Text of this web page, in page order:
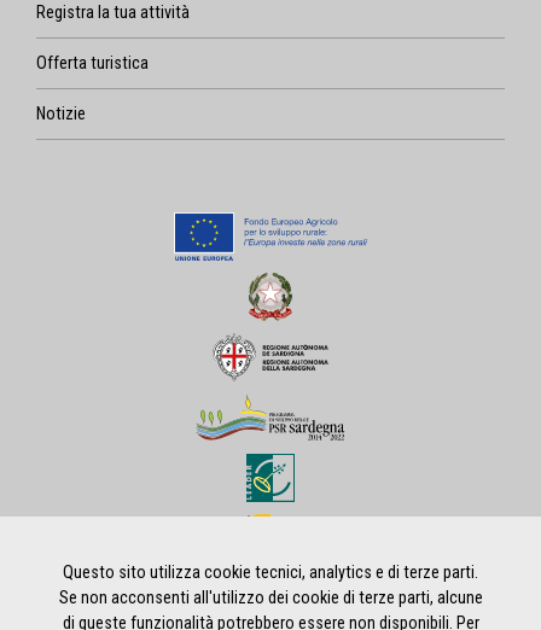
Registra la tua attività
Offerta turistica
Notizie
Questo sito utilizza cookie tecnici, analytics e di terze parti.
Se non acconsenti all'utilizzo dei cookie di terze parti, alcune
di queste funzionalità potrebbero essere non disponibili. Per